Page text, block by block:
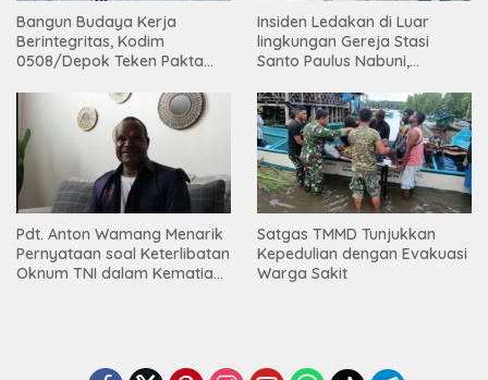
Bangun Budaya Kerja
Berintegritas, Kodim
0508/Depok Teken Pakta
Insiden Ledakan di Luar
lingkungan Gereja Stasi
Santo Paulus Nabuni,
Pdt. Anton Wamang Menarik
Pernyataan soal Keterlibatan
Oknum TNI dalam Kematian
Satgas TMMD Tunjukkan
Kepedulian dengan Evakuasi
Warga Sakit